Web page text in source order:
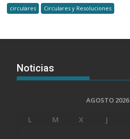
circulares Circulares y Resoluciones
Noticias
AGOSTO 2026
L M X J